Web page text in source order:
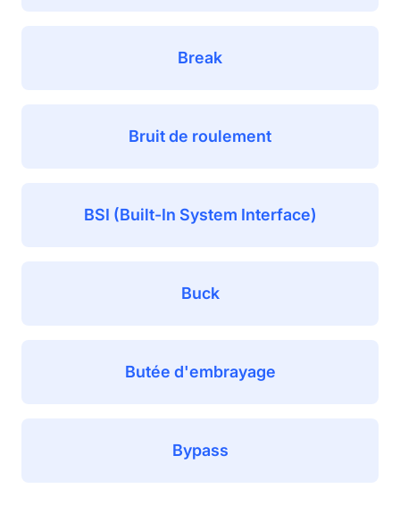
Break
Bruit de roulement
BSI (Built-In System Interface)
Buck
Butée d'embrayage
Bypass